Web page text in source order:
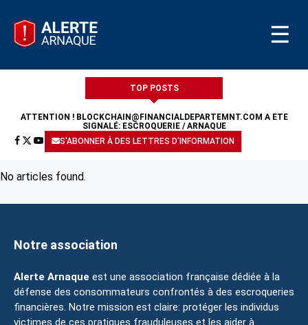
☰
TOP POSTS
ATTENTION ! BLOCKCHAIN@FINANCIALDEPARTEMNT.COM A ÉTÉ
SIGNALÉ: ESCROQUERIE / ARNAQUE
S'ABONNER À DES LETTRES D'INFORMATION
No articles found.
Notre association
Alerte Arnaque est une association française dédiée à la
défense des consommateurs confrontés à des escroqueries
financières. Notre mission est claire: protéger les individus
victimes de ces pratiques frauduleuses et les aider à